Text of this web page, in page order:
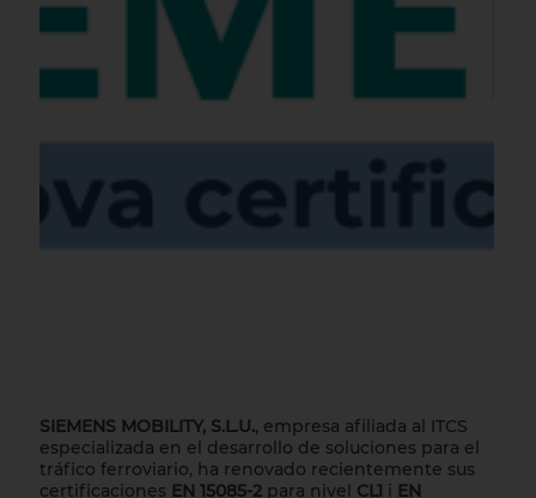
SIEMENS MOBILITY, S.L.U., empresa afiliada al ITCS
especializada en el desarrollo de soluciones para el
tráfico ferroviario, ha renovado recientemente sus
certificaciones EN 15085-2para nivel CL1 i EN